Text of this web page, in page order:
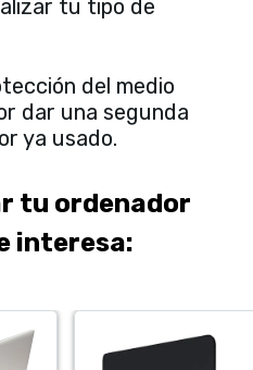
tu tipo de
del medio
dar una segunda
ya usado.
tu ordenador
interesa: